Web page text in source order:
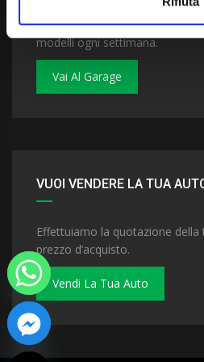
Dai un'occhiata al nostro
modelli ogni settimana.
Vai Al Garage
VUOI VENDERE LA TUA
Effettuiamo la quotazione
prezzo d’acquisto.
Vendi La Tua Auto